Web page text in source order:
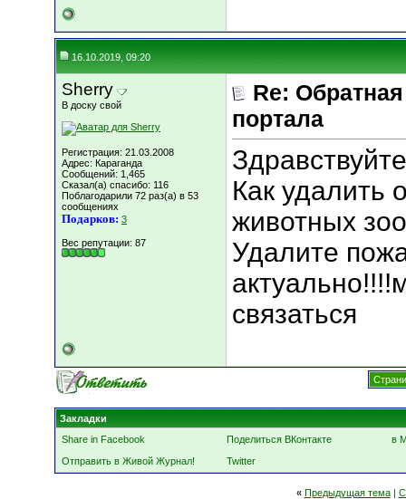
16.10.2019, 09:20
Sherry
В доску свой
Регистрация: 21.03.2008
Адрес: Караганда
Сообщений: 1,465
Сказал(а) спасибо: 116
Поблагодарили 72 раз(а) в 53
сообщениях
Подарков: 3
Вес репутации: 87
Re:
портала
Как удалить
животных
Удалите
связаться
Закладки
Share in Facebook
Поделиться ВКонтакте
в
Отправить в Живой Журнал!
Twitter
« Предыдущая тема|